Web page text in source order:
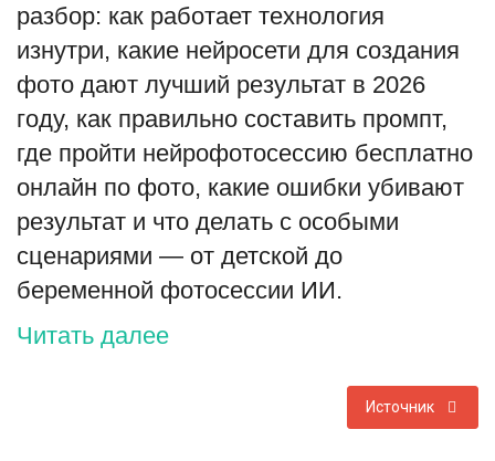
разбор: как работает технология
изнутри, какие нейросети для создания
фото дают лучший результат в 2026
году, как правильно составить промпт,
где пройти нейрофотосессию бесплатно
онлайн по фото, какие ошибки убивают
результат и что делать с особыми
сценариями — от детской до
беременной фотосессии ИИ.
Читать далее
Источник